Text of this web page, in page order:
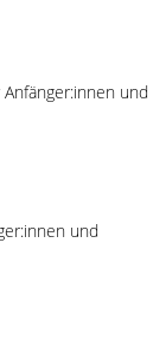
und
und